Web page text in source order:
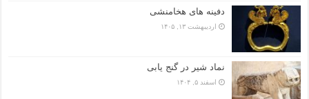
دفینه های هخامنشی
اردیبهشت ۱۳, ۱۴۰۵
نماد شیر در گنج یابی
اسفند ۵, ۱۴۰۴